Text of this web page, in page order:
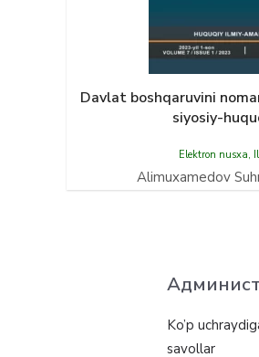
Davlat boshqaruvini
siyosiy-
Elektron nusxa,
Alimuxamedov
Ko’p
savollar